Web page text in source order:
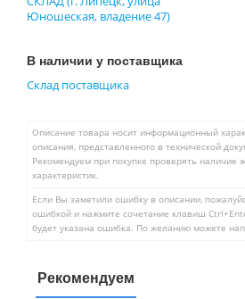
Юношеская, владение 47)
В наличии у поставщика
Склад поставщика
Описание товара носит информационный
описания, представленного в технической
Рекомендуем при покупке проверять наличие
характеристик.
Если Вы заметили ошибку в описании,
ошибкой и нажмите сочетание клавиш
будет указана ошибка. По желанию можете
Рекомендуем